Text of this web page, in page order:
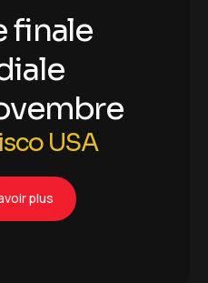
finale
iale
vembre
sco USA
plus